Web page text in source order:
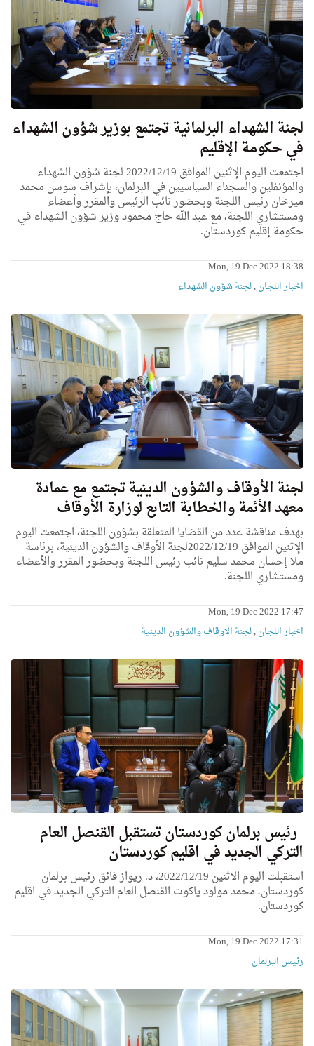
لجنة الشهداء البرلمانية تجتمع بوزير شؤون الشهداء
في حكومة الإقليم
اجتمعت اليوم الإثنين الموافق 2022/12/19 لجنة شؤون الشهداء
والمؤنفلين والسجناء السياسيين في البرلمان، بإشراف سوسن محمد
ميرخان رئيس اللجنة وبحضور نائب الرئيس والمقرر وأعضاء
ومستشاري اللجنة، مع عبد الله حاج محمود وزير شؤون الشهداء في
حكومة إقليم كوردستان.
Mon, 19 Dec 2022 18:38
اخبار اللجان,لجنة شؤون الشهداء
لجنة الأوقاف والشؤون الدينية تجتمع مع عمادة
معهد الأئمة والخطابة التابع لوزارة الأوقاف
بهدف مناقشة عدد من القضايا المتعلقة بشؤون اللجنة، اجتمعت اليوم
الإثنين الموافق 2022/12/19لجنة الأوقاف والشؤون الدينية، برئاسة
ملا إحسان محمد سليم نائب رئيس اللجنة وبحضور المقرر والأعضاء
ومستشاري اللجنة.
Mon, 19 Dec 2022 17:47
اخبار اللجان,لجنة الاوقاف والشؤون الدينية
رئيس برلمان كوردستان تستقبل القنصل العام
التركي الجديد في اقليم كوردستان
استقبلت اليوم الاثنين 2022/12/19، د. ريواز فائق رئيس برلمان
كوردستان، محمد مولود ياكوت القنصل العام التركي الجديد في اقليم
كوردستان.
Mon, 19 Dec 2022 17:31
رئیس البرلمان